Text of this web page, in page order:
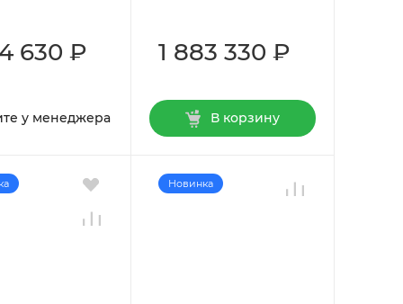
630 ₽
у менеджера
1 883 330 ₽
В корзину
Новинка